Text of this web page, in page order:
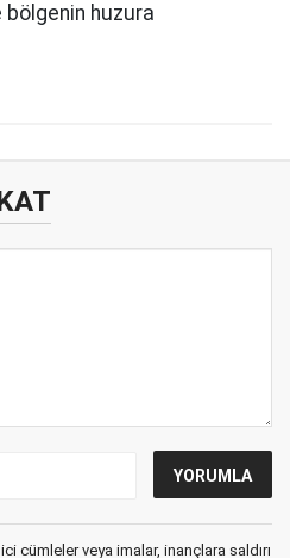
bölgenin huzura
cümleler veya imalar, inançlara saldırı